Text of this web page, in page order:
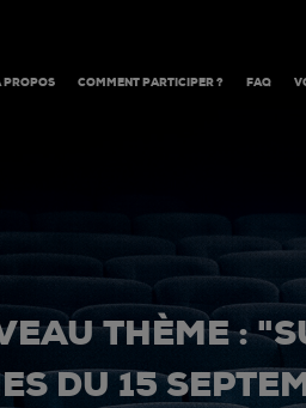
PROPOS COMMENT PARTICIPER ? FAQ
THÈME :
DU 15